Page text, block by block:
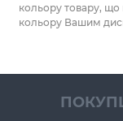
кольору товару, що
кольору Вашим